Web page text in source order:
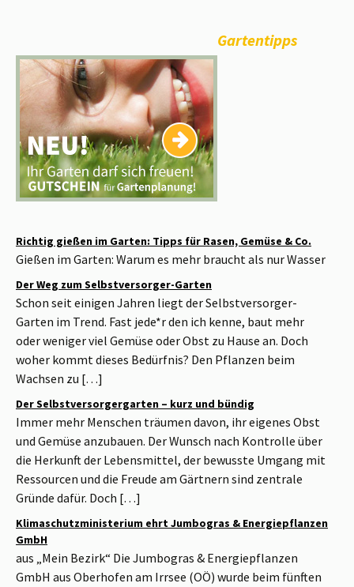
Gartentipps
Richtig gießen im Garten: Tipps für Rasen, Gemüse & Co.
Gießen im Garten: Warum es mehr braucht als nur Wasser
Der Weg zum Selbstversorger-Garten
Schon seit einigen Jahren liegt der Selbstversorger-
Garten im Trend. Fast jede*r den ich kenne, baut mehr
oder weniger viel Gemüse oder Obst zu Hause an. Doch
woher kommt dieses Bedürfnis? Den Pflanzen beim
Wachsen zu […]
Der Selbstversorgergarten – kurz und bündig
Immer mehr Menschen träumen davon, ihr eigenes Obst
und Gemüse anzubauen. Der Wunsch nach Kontrolle über
die Herkunft der Lebensmittel, der bewusste Umgang mit
Ressourcen und die Freude am Gärtnern sind zentrale
Gründe dafür. Doch […]
Klimaschutzministerium ehrt Jumbogras & Energiepflanzen
GmbH
aus „Mein Bezirk“ Die Jumbogras & Energiepflanzen
GmbH aus Oberhofen am Irrsee (OÖ) wurde beim fünften